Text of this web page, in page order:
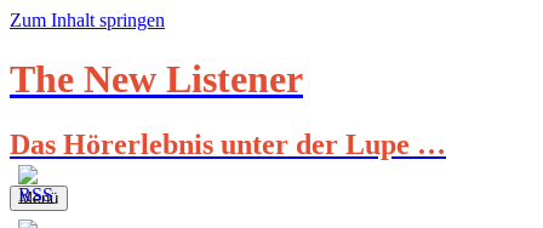
Zum Inhalt springen
The New Listener
Das Hörerlebnis unter der Lupe …
Menü